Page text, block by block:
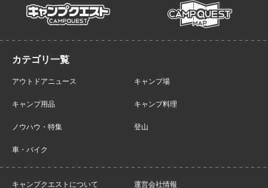
campquest campmap
アウトドアニュース キャンプ場
キャンプ用品 キャンプ料理
ノウハウ・特集 登山
車・バイク
キャンプクエストについて 運営会社情報